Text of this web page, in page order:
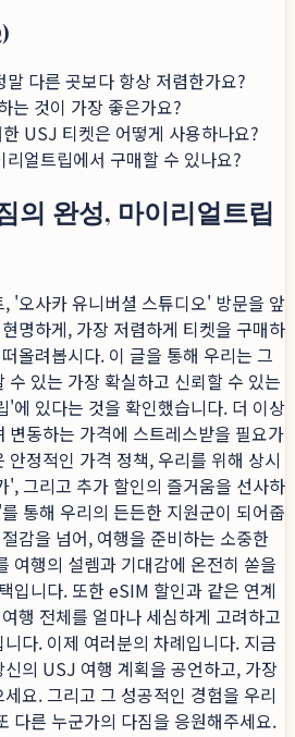
다른 곳보다 항상 저렴한가요?
는 것이 가장 좋은가요?
USJ 티켓은 어떻게 사용하나요?
얼트립에서 구매할 수 있나요?
의 완성, 마이리얼트립
'오사카 유니버셜 스튜디오' 방문을 앞
명하게, 가장 저렴하게 티켓을 구매하
올려봅시다. 이 글을 통해 우리는 그
수 있는 가장 확실하고 신뢰할 수 있는
'에 있다는 것을 확인했습니다. 더 이상
변동하는 가격에 스트레스받을 필요가
안정적인 가격 정책, 우리를 위해 상시
', 그리고 추가 할인의 즐거움을 선사하
통해 우리의 든든한 지원군이 되어줍
감을 넘어, 여행을 준비하는 소중한
여행의 설렘과 기대감에 온전히 쏟을
입니다. 또한 eSIM 할인과 같은 연계
행 전체를 얼마나 세심하게 고려하고
다. 이제 여러분의 차례입니다. 지금
의 USJ 여행 계획을 공언하고, 가장
요. 그리고 그 성공적인 경험을 우리
다른 누군가의 다짐을 응원해주세요.